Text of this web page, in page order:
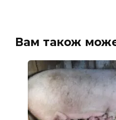
Вам також